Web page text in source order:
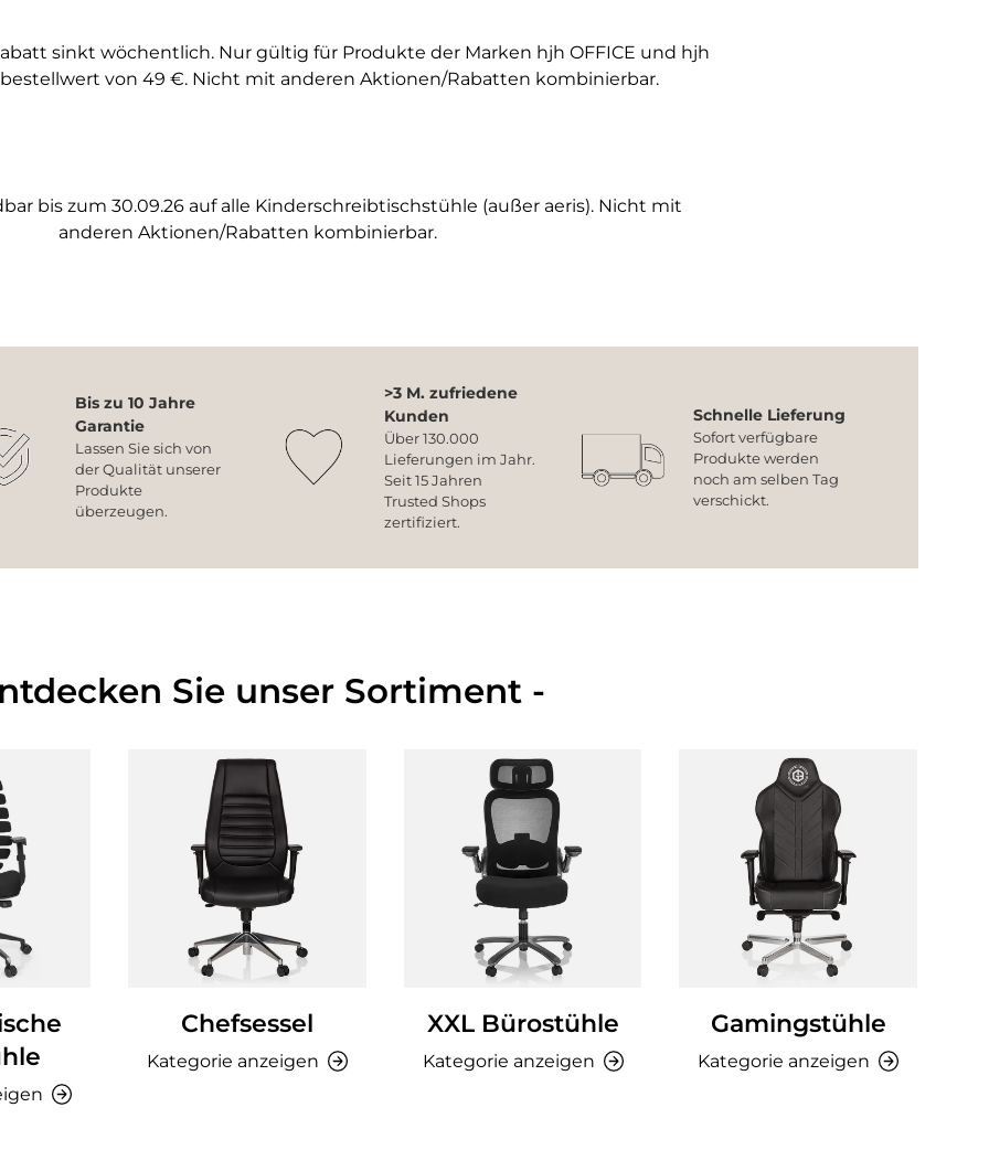
sinkt wöchentlich. Nur gültig für Produkte der Marken hjh OFFICE und hjh
von 49 €. Nicht mit anderen Aktionen/Rabatten kombinierbar.
bis zum 30.09.26 auf alle Kinderschreibtischstühle (außer aeris). Nicht mit
anderen Aktionen/Rabatten kombinierbar.
Bis zu 10 Jahre
Garantie
Lassen Sie sich von
der Qualität unserer
Produkte
überzeugen.
>3 M. zufriedene
Kunden
Über 130.000
Lieferungen im Jahr.
Seit 15 Jahren
Trusted Shops
zertifiziert.
Schnelle Lieferung
Sofort verfügbare
Produkte werden
noch am selben Tag
verschickt.
Sie unser Sortiment -
Chefsessel
Kategorie anzeigen
XXL Bürostühle
Kategorie anzeigen
Gamingstühle
Kategorie anzeigen